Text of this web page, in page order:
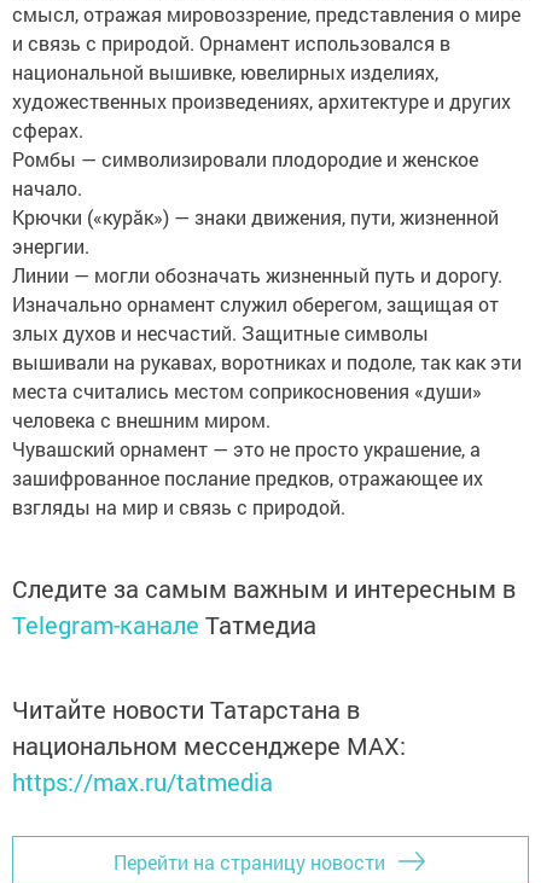
смысл, отражая мировоззрение, представления о мире
и связь с природой. Орнамент использовался в
национальной вышивке, ювелирных изделиях,
художественных произведениях, архитектуре и других
сферах.
Ромбы — символизировали плодородие и женское
начало.
Крючки («курăк») — знаки движения, пути, жизненной
энергии.
Линии — могли обозначать жизненный путь и дорогу.
Изначально орнамент служил оберегом, защищая от
злых духов и несчастий. Защитные символы
вышивали на рукавах, воротниках и подоле, так как эти
места считались местом соприкосновения «души»
человека с внешним миром.
Чувашский орнамент — это не просто украшение, а
зашифрованное послание предков, отражающее их
взгляды на мир и связь с природой.
Следите за самым важным и интересным в
Telegram-канале Татмедиа
Читайте новости Татарстана в
национальном мессенджере MАХ:
https://max.ru/tatmedia
Перейти на страницу новости